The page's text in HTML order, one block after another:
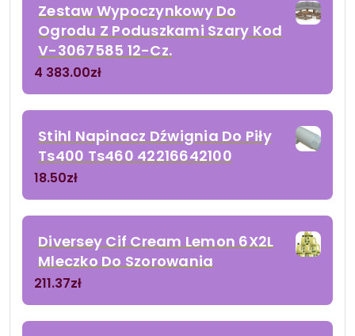
Zestaw Wypoczynkowy Do
Ogrodu Z Poduszkami Szary Kod
V-3067585 12-Cz.
4 383.00zł
Stihl Napinacz Dźwignia Do Piły
Ts400 Ts460 42216642100
18.50zł
Diversey Cif Cream Lemon 6X2L
Mleczko Do Szorowania
211.37zł